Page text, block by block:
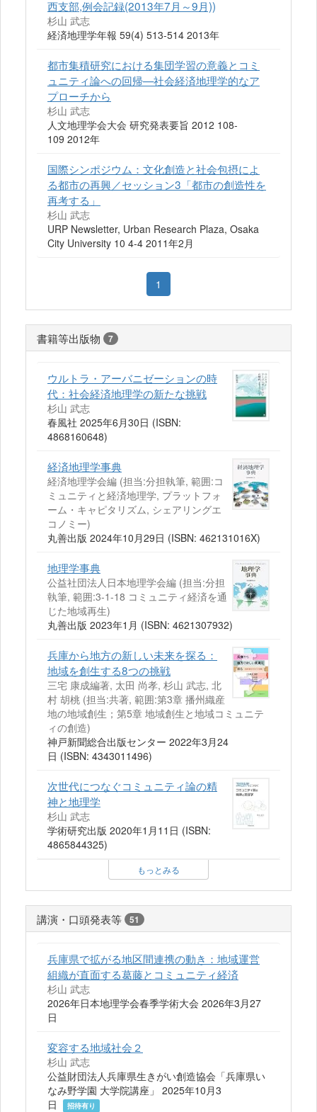
西支部,例会記録(2013年7月～9月))
杉山 武志
経済地理学年報 59(4) 513-514 2013年
都市集積研究における集団学習の意義とコミ
ュニティ論への回帰—社会経済地理学的なア
プローチから
杉山 武志
人文地理学会大会 研究発表要旨 2012 108-
109 2012年
国際シンポジウム：文化創造と社会包摂によ
る都市の再興／セッション3「都市の創造性を
再考する」
杉山 武志
URP Newsletter, Urban Research Plaza, Osaka
City University 10 4-4 2011年2月
1
書籍等出版物 7
ウルトラ・アーバニゼーションの時
代：社会経済地理学の新たな挑戦
杉山 武志
春風社 2025年6月30日 (ISBN:
4868160648)
経済地理学事典
経済地理学会編 (担当:分担執筆, 範囲:コ
ミュニティと経済地理学, プラットフォ
ーム・キャピタリズム, シェアリングエ
コノミー)
丸善出版 2024年10月29日 (ISBN: 462131016X)
地理学事典
公益社団法人日本地理学会編 (担当:分担
執筆, 範囲:3-1-18 コミュニティ経済を通
じた地域再生)
丸善出版 2023年1月 (ISBN: 4621307932)
兵庫から地方の新しい未来を探る：
地域を創生する8つの挑戦
三宅 康成編著, 太田 尚孝, 杉山 武志, 北
村 胡桃 (担当:共著, 範囲:第3章 播州織産
地の地域創生；第5章 地域創生と地域コミュニテ
ィの創造)
神戸新聞総合出版センター 2022年3月24
日 (ISBN: 4343011496)
次世代につなぐコミュニティ論の精
神と地理学
杉山 武志
学術研究出版 2020年1月11日 (ISBN:
4865844325)
もっとみる
講演・口頭発表等 51
兵庫県で拡がる地区間連携の動き：地域運営
組織が直面する葛藤とコミュニティ経済
杉山 武志
2026年日本地理学会春季学術大会 2026年3月27
日
変容する地域社会２
杉山 武志
公益財団法人兵庫県生きがい創造協会「兵庫県い
なみ野学園 大学院講座」 2025年10月3
日
招待有り